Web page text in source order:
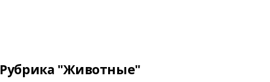
Рубрика "Животные"